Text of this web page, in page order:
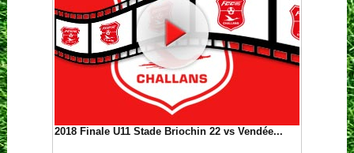
2018 Finale U11 Stade Briochin 22 vs Vendée...